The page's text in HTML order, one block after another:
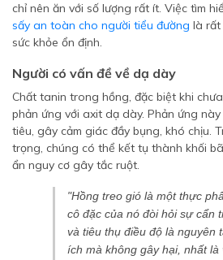
chỉ nên ăn với số lượng rất ít. Việc tìm
sấy an toàn cho người tiểu đường là rất
sức khỏe ổn định.
Người có vấn đề về dạ dày
Chất tanin trong hồng, đặc biệt khi
phản ứng với axit dạ dày. Phản ứng
tiêu, gây cảm giác đầy bụng, khó chịu.
trọng, chúng có thể kết tụ thành khối
ẩn nguy cơ gây tắc ruột.
"Hồng treo gió là một thực
cô đặc của nó đòi hỏi sự cẩn
và tiêu thụ điều độ là nguyên
ích mà không gây hại, nhất